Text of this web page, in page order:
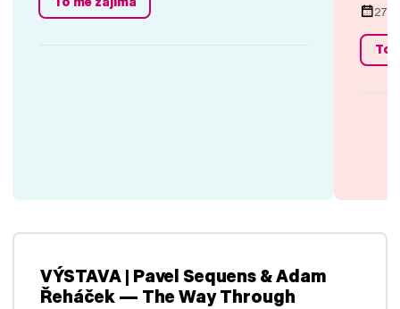
27.
To
VÝSTAVA | Pavel Sequens & Adam
Řeháček — The Way Through